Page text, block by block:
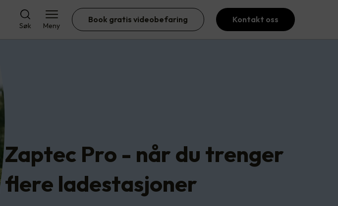
Søk Meny
Book gratis videobefaring Kontakt oss
Zaptec Pro - når du trenger
flere ladestasjoner